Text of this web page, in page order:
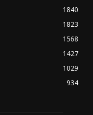
1840
1823
1568
1427
1029
934